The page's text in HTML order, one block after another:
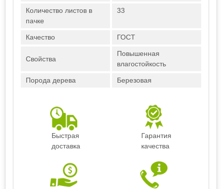
Количество листов в
пачке
33
Качество ГОСТ
Свойства
Повышенная
влагостойкость
Порода дерева Березовая
Быстрая
доставка
Гарантия
качества